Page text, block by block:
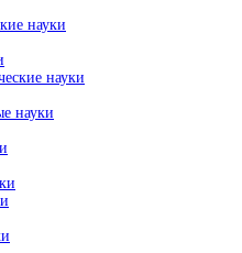
науки
науки
науки